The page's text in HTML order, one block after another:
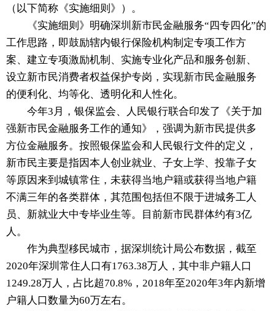
（以下简称《实施细则》）。
《实施细则》明确深圳新市民金融服务“四专四化”的
工作思路，即鼓励辖内银行保险机构制定专项工作方
案、建立专项激励机制、实施专业化产品和服务创新、
设立新市民消费者权益保护专岗，实现新市民金融服务
的便利化、均等化、透明化和人性化。
今年3月，银保监会、人民银行联合印发了《关于加
强新市民金融服务工作的通知》，强调为新市民提供多
方位金融服务。按照银保监会和人民银行文件的定义，
新市民主要是指因本人创业就业、子女上学、投靠子女
等原因来到城镇常住，未获得当地户籍或获得当地户籍
不满三年的各类群体，其范围包括但不限于进城务工人
员、新就业大中专毕业生等。目前新市民群体约有3亿
人。
作为典型移民城市，据深圳统计局公布数据，截至
2020年深圳常住人口有1763.38万人，其中非户籍人口
1249.28万人，占比超70.8%，2018年至2020年3年内新增
户籍人口数量为60万左右。